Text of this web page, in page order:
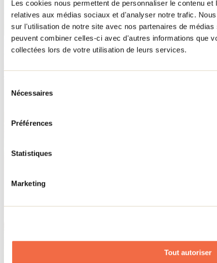
Les cookies nous permettent de personnaliser le contenu
relatives aux médias sociaux et d'analyser notre trafic.
sur l'utilisation de notre site avec nos partenaires de
peuvent combiner celles-ci avec d'autres informations que
collectées lors de votre utilisation de leurs services.
Nécessaires
Préférences
Statistiques
Marketing
Tout autoriser